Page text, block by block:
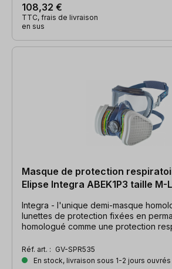
108,32 €
TTC, frais de livraison
en sus
Masque de protection
Elipse Integra ABEK1P3 taille M-L
Integra - l'unique demi-masque
lunettes de protection fixées en
homologué comme une protection
ni échangé, ni repris pour des raisons
Réf. art. : GV-SPR535
En stock, livraison sous 1-2 jours ouvrés